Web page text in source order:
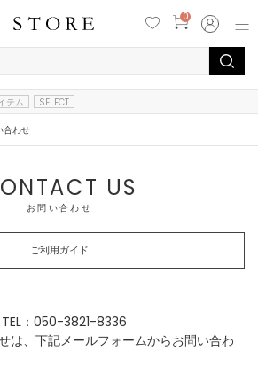
0
テム SELECT
合わせ
US
お問い合わせ
ご利用ガイド
：050-3821-8336
は、下記メールフォームからお問い合わ